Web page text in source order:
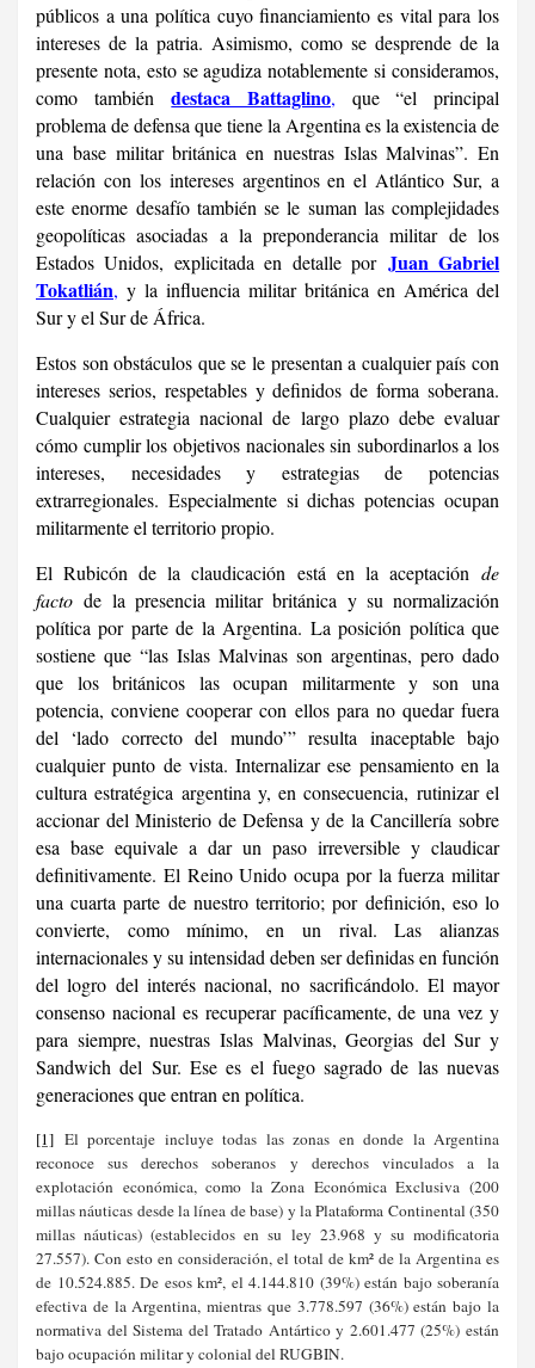
públicos a una política cuyo financiamiento es vital para los
intereses de la patria. Asimismo, como se desprende de la
presente nota, esto se agudiza notablemente si consideramos,
como tambiéndestaca Battaglino, que “el principal
problema de defensa que tiene la Argentina es la existencia de
una base militar británica en nuestras Islas Malvinas”. En
relación con los intereses argentinos en el Atlántico Sur, a
este enorme desafío también se le suman las complejidades
geopolíticas asociadas a la preponderancia militar de los
Estados Unidos, explicitada en detalle por Juan Gabriel
Tokatlián, y la influencia militar británica en América del
Sur y el Sur de África.
Estos son obstáculos que se le presentan a cualquier país con
intereses serios, respetables y definidos de forma soberana.
Cualquier estrategia nacional de largo plazo debe evaluar
cómo cumplir los objetivos nacionales sin subordinarlos a los
intereses, necesidades y estrategias de potencias
extrarregionales. Especialmente si dichas potencias ocupan
militarmente el territorio propio.
El Rubicón de la claudicación está en la aceptación de
factode la presencia militar británica y su normalización
política por parte de la Argentina. La posición política que
sostiene que “las Islas Malvinas son argentinas, pero dado
que los británicos las ocupan militarmente y son una
potencia, conviene cooperar con ellos para no quedar fuera
del ‘lado correcto del mundo’” resulta inaceptable bajo
cualquier punto de vista. Internalizar ese pensamiento en la
cultura estratégica argentina y, en consecuencia, rutinizar el
accionar del Ministerio de Defensa y de la Cancillería sobre
esa base equivale a dar un paso irreversible y claudicar
definitivamente. El Reino Unido ocupa por la fuerza militar
una cuarta parte de nuestro territorio; por definición, eso lo
convierte, como mínimo, en un rival. Las alianzas
internacionales y su intensidad deben ser definidas en función
del logro del interés nacional, no sacrificándolo. El mayor
consenso nacional es recuperar pacíficamente, de una vez y
para siempre, nuestras Islas Malvinas, Georgias del Sur y
Sandwich del Sur. Ese es el fuego sagrado de las nuevas
generaciones que entran en política.
[1] El porcentaje incluye todas las zonas en donde la Argentina
reconoce sus derechos soberanos y derechos vinculados a la
explotación económica, como la Zona Económica Exclusiva (200
millas náuticas desde la línea de base) y la Plataforma Continental (350
millas náuticas) (establecidos en su ley 23.968 y su modificatoria
27.557). Con esto en consideración, el total de km² de la Argentina es
de 10.524.885. De esos km², el 4.144.810 (39%) están bajo soberanía
efectiva de la Argentina, mientras que 3.778.597 (36%) están bajo la
normativa del Sistema del Tratado Antártico y 2.601.477 (25%) están
bajo ocupación militar y colonial del RUGBIN.